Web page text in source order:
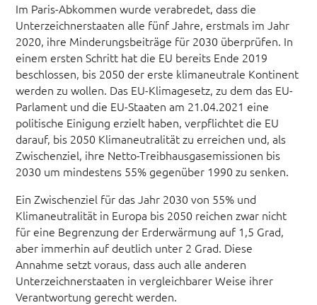
Im Paris-Abkommen wurde verabredet, dass die
Unterzeichnerstaaten alle fünf Jahre, erstmals im Jahr
2020, ihre Minderungsbeiträge für 2030 überprüfen. In
einem ersten Schritt hat die EU bereits Ende 2019
beschlossen, bis 2050 der erste klimaneutrale Kontinent
werden zu wollen. Das EU-Klimagesetz, zu dem das EU-
Parlament und die EU-Staaten am 21.04.2021 eine
politische Einigung erzielt haben, verpflichtet die EU
darauf, bis 2050 Klimaneutralität zu erreichen und, als
Zwischenziel, ihre Netto-Treibhausgasemissionen bis
2030 um mindestens 55% gegenüber 1990 zu senken.
Ein Zwischenziel für das Jahr 2030 von 55% und
Klimaneutralität in Europa bis 2050 reichen zwar nicht
für eine Begrenzung der Erderwärmung auf 1,5 Grad,
aber immerhin auf deutlich unter 2 Grad. Diese
Annahme setzt voraus, dass auch alle anderen
Unterzeichnerstaaten in vergleichbarer Weise ihrer
Verantwortung gerecht werden.